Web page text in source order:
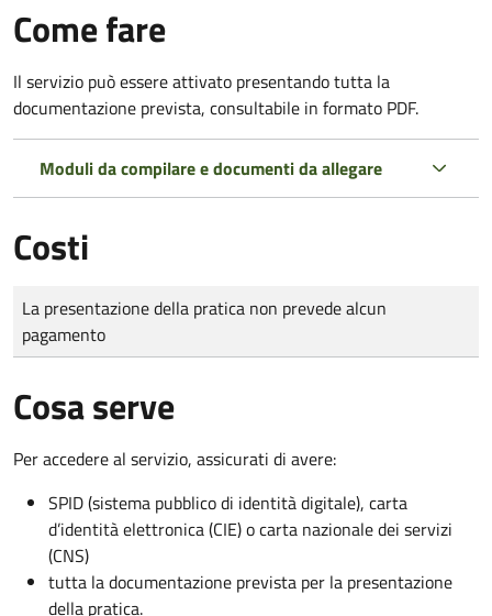
Come fare
Il servizio può essere attivato presentando tutta la
documentazione prevista, consultabile in formato PDF.
Moduli da compilare e documenti da allegare
Costi
Tipo di pagamento
Importo
La presentazione della pratica non prevede alcun
pagamento
Cosa serve
Per accedere al servizio, assicurati di avere:
SPID (sistema pubblico di identità digitale), carta
d’identità elettronica (CIE) o carta nazionale dei servizi
(CNS)
tutta la documentazione prevista per la presentazione
della pratica.